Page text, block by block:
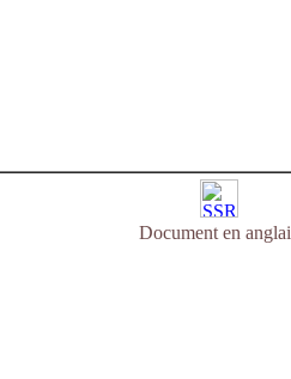
Document en